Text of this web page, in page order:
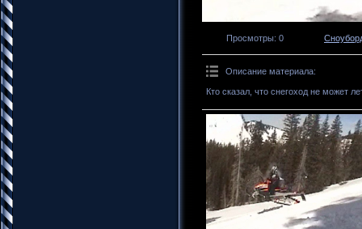
Просмотры: 0
Описание материала:
Кто сказал, что снегоход не может